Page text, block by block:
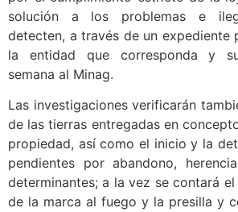
solución a los problemas e
detecten, a través de un expediente
la entidad que corresponda y
semana al Minag.
Las investigaciones verificarán
de las tierras entregadas en
propiedad, así como el inicio y la
pendientes por abandono,
determinantes; a la vez se contará
de la marca al fuego y la presilla y